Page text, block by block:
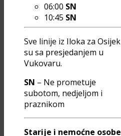
06:00 SN
10:45 SN
Sve linije iz Iloka za Osijek
su sa presjedanjem u
Vukovaru.
SN – Ne prometuje
subotom, nedjeljom i
praznikom
Starije i nemoćne osobe